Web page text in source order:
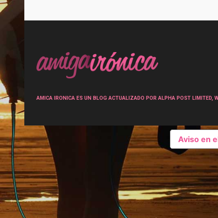
AMICA IRONICA ES UN BLOG ACTUALIZADO POR ALPHA POST
Aviso en